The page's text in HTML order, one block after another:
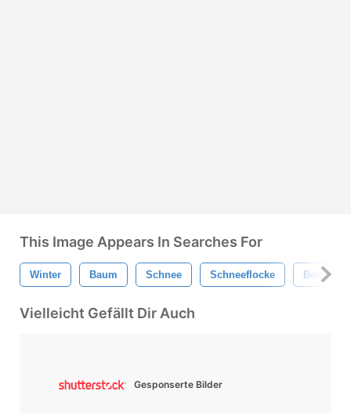
This Image Appears In Searches For
Winter Baum Schnee Schneeflocke Bokeh
Vielleicht Gefällt Dir Auch
Gesponserte Bilder